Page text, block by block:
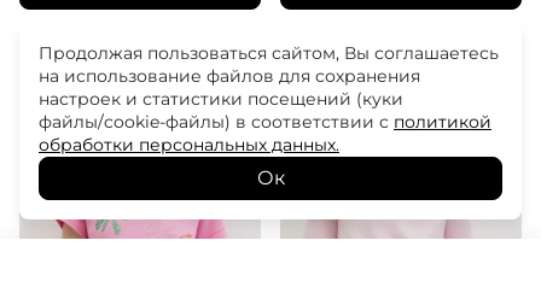
Продолжая пользоваться сайтом, Вы соглашаетесь
на использование файлов для сохранения
настроек и статистики посещений (куки
файлы/cookie-файлы) в соответствии с политикой
обработки персональных данных.
Ок